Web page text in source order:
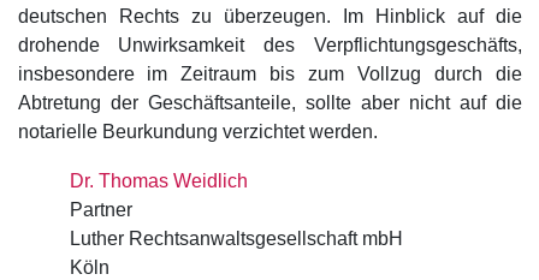
deutschen Rechts zu überzeugen. Im Hinblick auf die
drohende Unwirksamkeit des Verpflichtungsgeschäfts,
insbesondere im Zeitraum bis zum Vollzug durch die
Abtretung der Geschäftsanteile, sollte aber nicht auf die
notarielle Beurkundung verzichtet werden.
Dr. Thomas Weidlich
Partner
Luther Rechtsanwaltsgesellschaft mbH
Köln